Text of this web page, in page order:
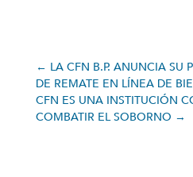
← LA CFN B.P. ANUNCIA SU
DE REMATE EN LÍNEA DE
CFN ES UNA INSTITUCIÓN
COMBATIR EL SOBORNO →